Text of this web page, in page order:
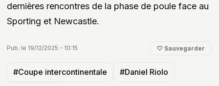
dernières rencontres de la phase de poule face au
Sporting et Newcastle.
Pub. le 19/12/2025 - 10:15 🤍 Sauvegarder
#Coupe intercontinentale #Daniel Riolo